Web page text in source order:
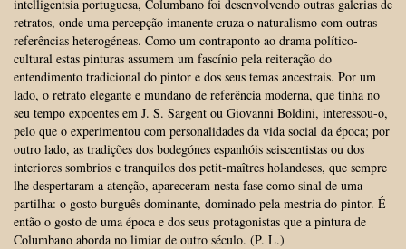
intelligentsia portuguesa, Columbano foi desenvolvendo outras galerias de
retratos, onde uma percepção imanente cruza o naturalismo com outras
referências heterogéneas. Como um contraponto ao drama político-
cultural estas pinturas assumem um fascínio pela reiteração do
entendimento tradicional do pintor e dos seus temas ancestrais. Por um
lado, o retrato elegante e mundano de referência moderna, que tinha no
seu tempo expoentes em J. S. Sargent ou Giovanni Boldini, interessou-o,
pelo que o experimentou com personalidades da vida social da época; por
outro lado, as tradições dos bodegónes espanhóis seiscentistas ou dos
interiores sombrios e tranquilos dos petit-maîtres holandeses, que sempre
lhe despertaram a atenção, apareceram nesta fase como sinal de uma
partilha: o gosto burguês dominante, dominado pela mestria do pintor. É
então o gosto de uma época e dos seus protagonistas que a pintura de
Columbano aborda no limiar de outro século. (P. L.)